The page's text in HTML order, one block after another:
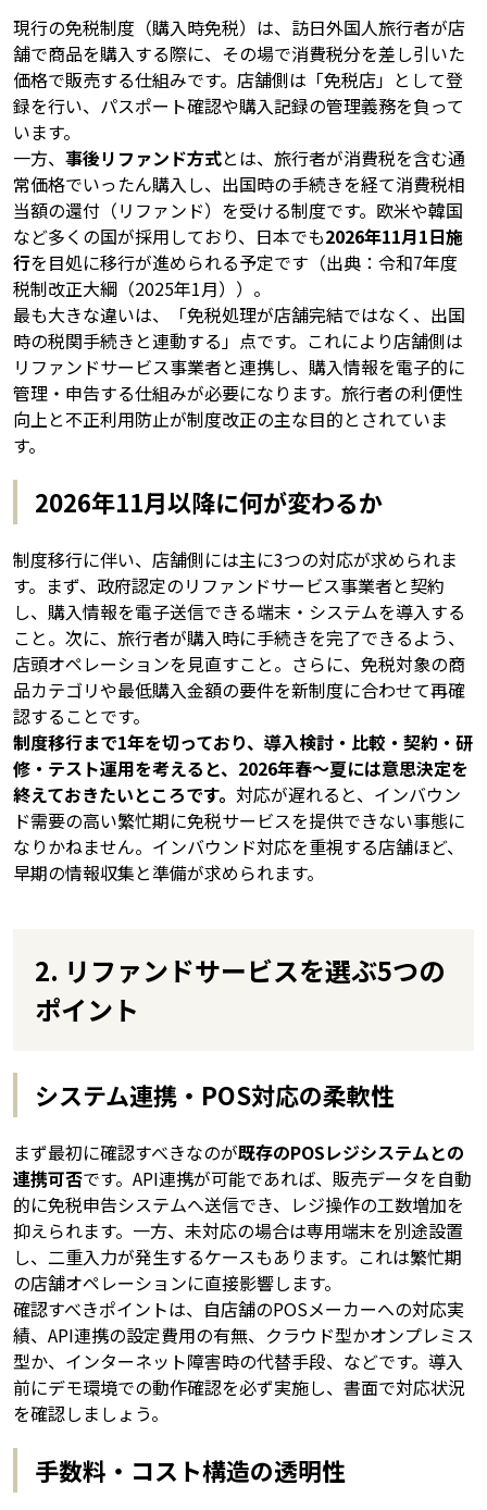
現行の免税制度（購入時免税）は、訪日外国人旅行者が店
舗で商品を購入する際に、その場で消費税分を差し引いた
価格で販売する仕組みです。店舗側は「免税店」として登
録を行い、パスポート確認や購入記録の管理義務を負って
います。
一方、 事後リファンド方式とは、旅行者が消費税を含む通
常価格でいったん購入し、出国時の手続きを経て消費税相
当額の還付（リファンド）を受ける制度です。欧米や韓国
など多くの国が採用しており、日本でも2026年11月1日施
行を目処に移行が進められる予定です（出典：令和7年度
税制改正大綱（2025年1月））。
最も大きな違いは、「免税処理が店舗完結ではなく、出国
時の税関手続きと連動する」点です。これにより店舗側は
リファンドサービス事業者と連携し、購入情報を電子的に
管理・申告する仕組みが必要になります。旅行者の利便性
向上と不正利用防止が制度改正の主な目的とされていま
す。
2026年11月以降に何が変わるか
制度移行に伴い、店舗側には主に3つの対応が求められま
す。まず、政府認定のリファンドサービス事業者と契約
し、購入情報を電子送信できる端末・システムを導入する
こと。次に、旅行者が購入時に手続きを完了できるよう、
店頭オペレーションを見直すこと。さらに、免税対象の商
品カテゴリや最低購入金額の要件を新制度に合わせて再確
認することです。
制度移行まで1年を切っており、導入検討・比較・契約・研
修・テスト運用を考えると、2026年春〜夏には意思決定を
終えておきたいところです。 対応が遅れると、インバウン
ド需要の高い繁忙期に免税サービスを提供できない事態に
なりかねません。インバウンド対応を重視する店舗ほど、
早期の情報収集と準備が求められます。
2. リファンドサービスを選ぶ5つの
ポイント
システム連携・POS対応の柔軟性
まず最初に確認すべきなのが既存のPOSレジシステムとの
連携可否です。API連携が可能であれば、販売データを自動
的に免税申告システムへ送信でき、レジ操作の工数増加を
抑えられます。一方、未対応の場合は専用端末を別途設置
し、二重入力が発生するケースもあります。これは繁忙期
の店舗オペレーションに直接影響します。
確認すべきポイントは、自店舗のPOSメーカーへの対応実
績、API連携の設定費用の有無、クラウド型かオンプレミス
型か、インターネット障害時の代替手段、などです。導入
前にデモ環境での動作確認を必ず実施し、書面で対応状況
を確認しましょう。
手数料・コスト構造の透明性